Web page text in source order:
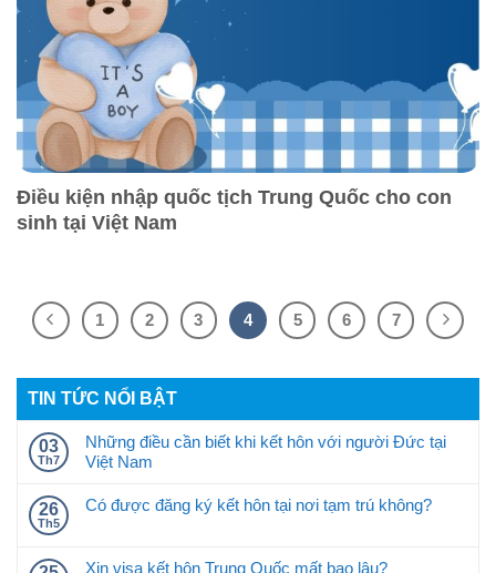
TIN TỨC NỔI BẬT
03
Th7
Những điều cần biết khi kết hôn với người Đức tại
Việt Nam
26
Th5
Có được đăng ký kết hôn tại nơi tạm trú không?
Xin visa kết hôn Trung Quốc mất bao lâu?
Điều kiện nhập quốc tịch Trung Quốc cho con
sinh tại Việt Nam
1 2 3 4 5 6 7